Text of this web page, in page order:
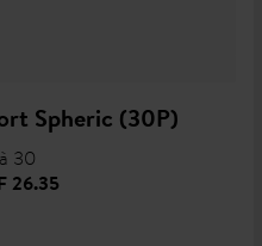
Spheric (30P)
30
26.35